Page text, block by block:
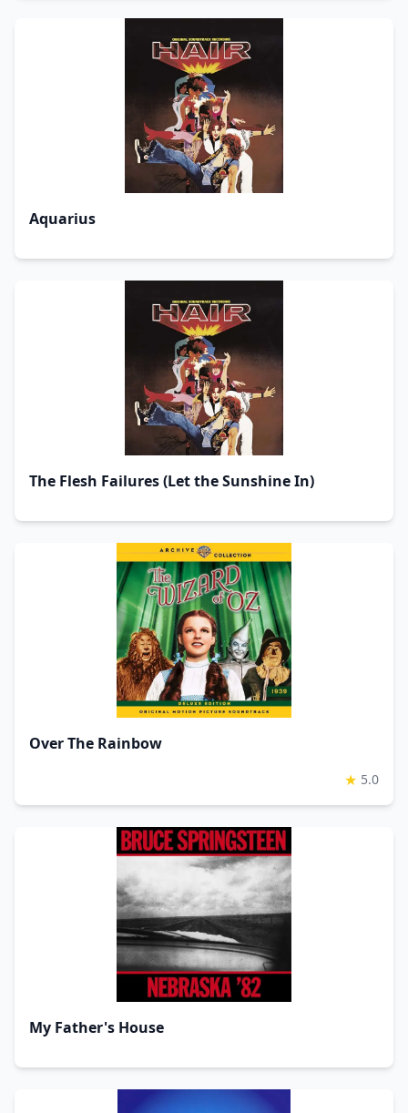
Aquarius
The Flesh Failures (Let the Sunshine In)
Over The Rainbow
★ 5.0
My Father's House